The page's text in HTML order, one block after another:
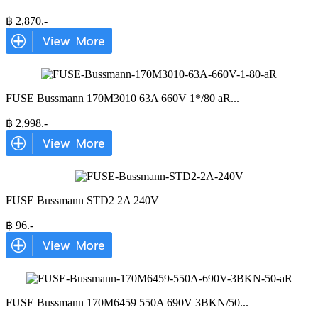
฿ 2,870.-
FUSE Bussmann 170M3010 63A 660V 1*/80 aR...
฿ 2,998.-
FUSE Bussmann STD2 2A 240V
฿ 96.-
FUSE Bussmann 170M6459 550A 690V 3BKN/50...